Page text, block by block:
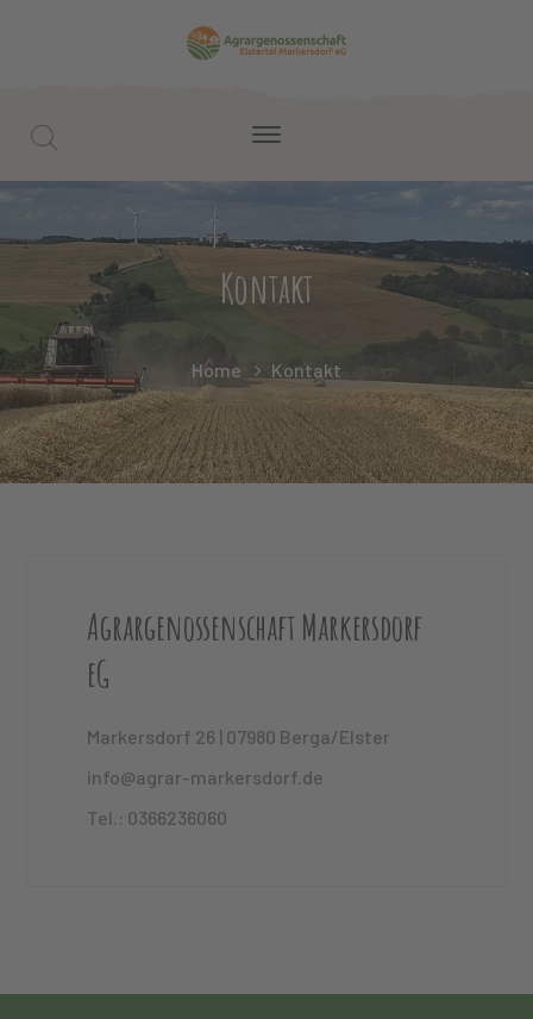
Kontakt
Home Kontakt
Agrargenossenschaft Markersdorf
eG
Markersdorf 26 | 07980 Berga/Elster
info@agrar-markersdorf.de
Tel.: 0366236060